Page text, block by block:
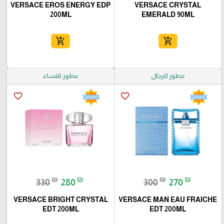
VERSACE CRYSTAL
EMERALD 90ML
add_shopping_cart
VERSACE EROS ENERGY EDP
200ML
add_shopping_cart
عطور للرجال
favorite_border
300₪ 270 ₪
VERSACE MAN EAU FRAICHE
EDT 200ML
عطور للنساء
favorite_border
330₪ 280 ₪
VERSACE BRIGHT CRYSTAL
EDT 200ML